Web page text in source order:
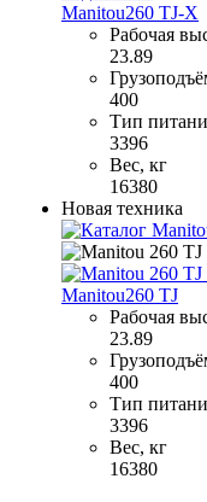
Manitou260 TJ-X
Рабочая
23.89
400
Тип
3396
Вес, кг
16380
Новая техника
Manitou260 TJ
Рабочая
23.89
400
Тип
3396
Вес, кг
16380